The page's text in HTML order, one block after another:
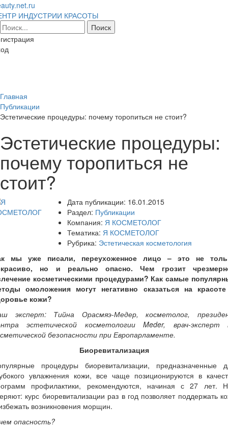
ИНДУСТРИИ КРАСОТЫ
Главная
Публикации
Эстетические процедуры: почему торопиться не стоит?
Эстетические процедуры:
почему торопиться не
стоит?
Дата публикации: 16.01.2015
Раздел: Публикации
Компания: Я КОСМЕТОЛОГ
Тематика: Я КОСМЕТОЛОГ
Рубрика: Эстетическая косметология
мы уже писали, переухоженное лицо – это не
но и реально опасно. Чем грозит
косметическими процедурами? Как самые
омоложения могут негативно сказаться на
кожи?
эксперт: Тийна Орасмяэ-Медер, косметолог,
эстетической косметологии Meder, врач-эксперт
безопасности при Европарламенте.
Биоревитализация
процедуры биоревитализации, предназначенные
увлажнения кожи, все чаще позиционируются в
профилактики, рекомендуются, начиная с 27 лет.
курс биоревитализации раз в год позволяет поддержать
возникновения морщин.
опасность?